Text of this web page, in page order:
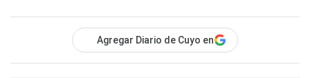
Agregar Diario de Cuyo en